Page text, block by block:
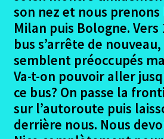
son nez et nous
Milan puis Bologne. Vers
bus s’arrête de
semblent préoccupés
Va-t-on pouvoir aller
ce bus? On passe la
sur l’autoroute puis
derrière nous. Nous